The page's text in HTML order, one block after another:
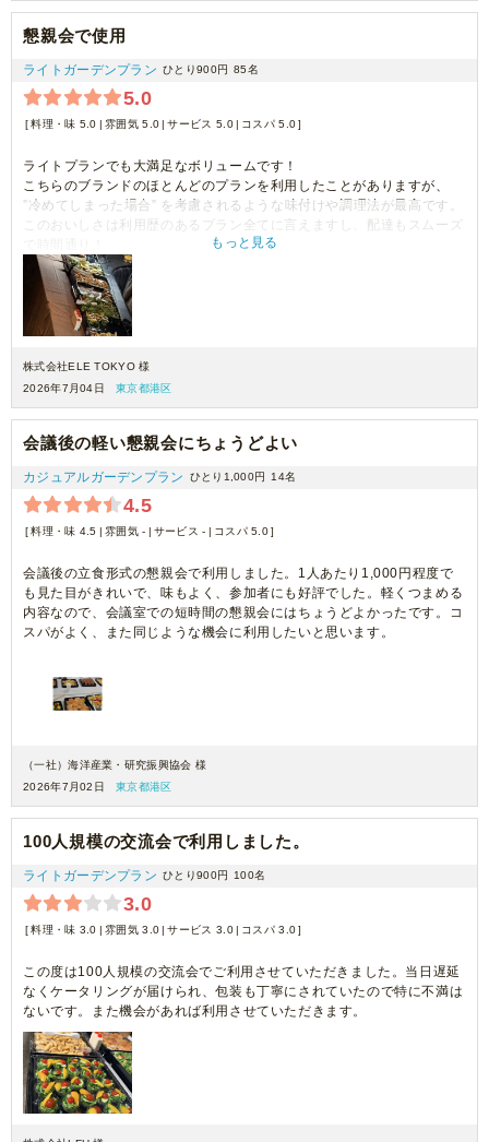
懇親会で使用
ライトガーデンプラン ひとり900円 85名
5.0
料理・味 5.0 雰囲気 5.0 サービス 5.0 コスパ 5.0
ライトプランでも大満足なボリュームです！
こちらのブランドのほとんどのプランを利用したことがありますが、
”冷めてしまった場合” を考慮されるような味付けや調理法が最高です。
このおいしさは利用歴のあるプラン全てに言えますし、配達もスムーズ
文句なしの素敵なケータリングです！
もっと見る
株式会社ELE TOKYO 様
2026年7月04日
東京都港区
会議後の軽い懇親会にちょうどよい
カジュアルガーデンプラン ひとり1,000円 14名
4.5
料理・味 4.5 雰囲気 - サービス - コスパ 5.0
会議後の立食形式の懇親会で利用しました。1人あたり1,000円程度で
も見た目がきれいで、味もよく、参加者にも好評でした。軽くつまめる
内容なので、会議室での短時間の懇親会にはちょうどよかったです。コ
スパがよく、また同じような機会に利用したいと思います。
（一社）海洋産業・研究振興協会 様
2026年7月02日
東京都港区
100人規模の交流会で利用しました。
ライトガーデンプラン ひとり900円 100名
3.0
料理・味 3.0 雰囲気 3.0 サービス 3.0 コスパ 3.0
この度は100人規模の交流会でご利用させていただきました。当日遅延
なくケータリングが届けられ、包装も丁寧にされていたので特に不満は
ないです。また機会があれば利用させていただきます。